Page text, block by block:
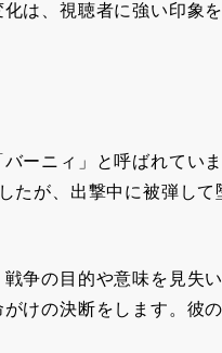
は、視聴者に強い印象
ーニィ」と呼ばれてい
たが、出撃中に被弾し
争の目的や意味を見失
けの決断をします。彼